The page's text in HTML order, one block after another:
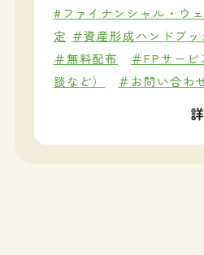
#ファイナンシャル・ウ
定 ＃資産形成ハンドブッ
＃無料配布
＃FPサービ
談など）
＃お問い合わ